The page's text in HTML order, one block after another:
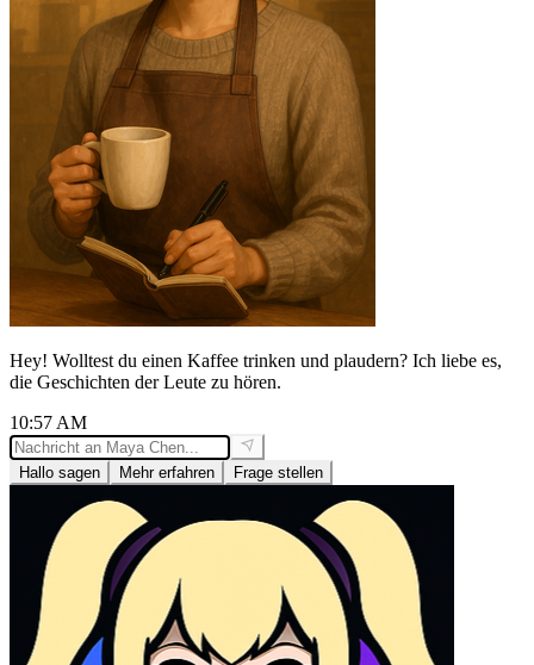
Hey! Wolltest du einen Kaffee trinken und plaudern? Ich liebe es,
die Geschichten der Leute zu hören.
10:57 AM
Hallo sagen Mehr erfahren Frage stellen